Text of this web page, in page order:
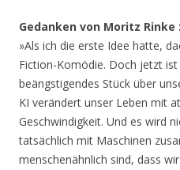
Gedanken von Moritz
»Als ich die erste Idee hatte,
Fiction-Komödie. Doch jetzt
beängstigendes Stück über
KI verändert unser Leben mit
Geschwindigkeit. Und es wird
tatsächlich mit Maschinen
menschenähnlich sind, dass